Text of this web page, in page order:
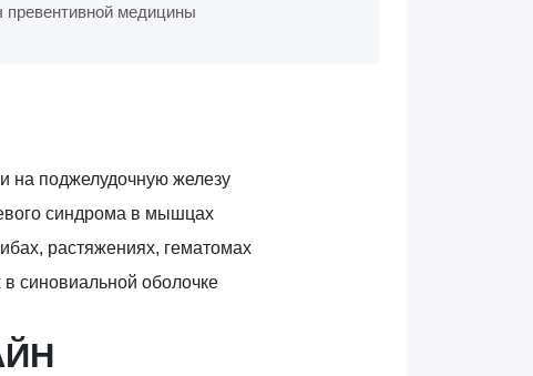
превентивной медицины
на поджелудочную железу
синдрома в мышцах
растяжениях, гематомах
синовиальной оболочке